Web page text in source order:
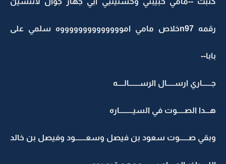
رقمه n97خلاص مامي امووووووووووووووه سلمي على
بابا--
جــــــاري ارســـــال الرســـــــالــــه
هـــدا الصـــــوت في السيـــــــــاره
وبقي صــــــوت سعود بن فيصل وسعـــــــود وفيصل بن خالد